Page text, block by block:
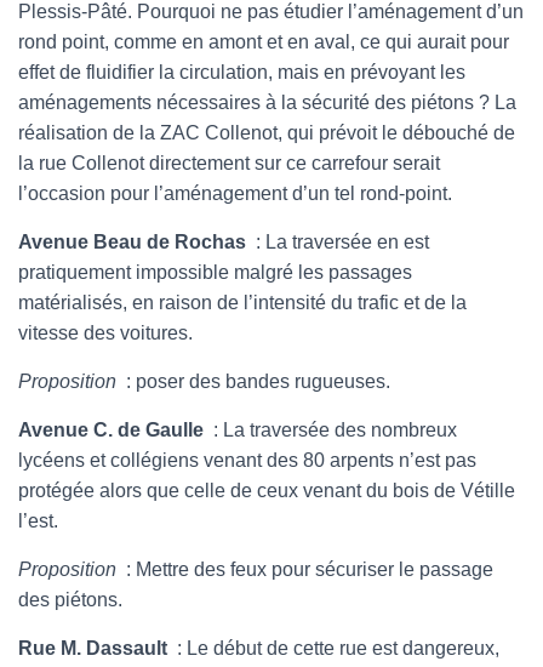
Plessis-Pâté. Pourquoi ne pas étudier l’aménagement d’un
rond point, comme en amont et en aval, ce qui aurait pour
effet de fluidifier la circulation, mais en prévoyant les
aménagements nécessaires à la sécurité des piétons ? La
réalisation de la ZAC Collenot, qui prévoit le débouché de
la rue Collenot directement sur ce carrefour serait
l’occasion pour l’aménagement d’un tel rond-point.
Avenue Beau de Rochas : La traversée en est
pratiquement impossible malgré les passages
matérialisés, en raison de l’intensité du trafic et de la
vitesse des voitures.
Proposition : poser des bandes rugueuses.
Avenue C. de Gaulle : La traversée des nombreux
lycéens et collégiens venant des 80 arpents n’est pas
protégée alors que celle de ceux venant du bois de Vétille
l’est.
Proposition : Mettre des feux pour sécuriser le passage
des piétons.
Rue M. Dassault : Le début de cette rue est dangereux,